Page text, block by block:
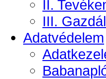
II.
III.
Adatvédelem